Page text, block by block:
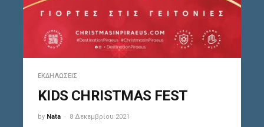
ΕΚΔΗΛΏΣΕΙΣ
KIDS CHRISTMAS FEST
by Nata 8 Δεκεμβρίου 2021